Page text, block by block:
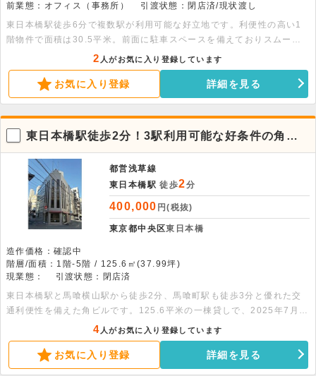
前業態：オフィス（事務所）
引渡状態：閉店済/現状渡し
東日本橋駅徒歩6分で複数駅が利用可能な好立地です。利便性の高い1
階物件で面積は30.5平米。前面に駐車スペースを備えておりスムーズ
な業務をサポートします。お気軽にご相談ください。
2 人がお気に入り登録しています
お気に入り登録 詳細を見る
東日本橋駅徒歩2分！3駅利用可能な好条件の角ビ
ル一棟貸店舗
都営浅草線
東日本橋駅 徒歩2分
400,000 円(税抜)
東京都中央区東日本橋
造作価格：確認中
階層/面積：1階-5階 / 125.6㎡(37.99坪)
現業態：
引渡状態：閉店済
東日本橋駅と馬喰横山駅から徒歩2分、馬喰町駅も徒歩3分と優れた交
通利便性を備えた角ビルです。125.6平米の一棟貸しで、2025年7月に
エアコンを新設。落ち着いた環境で、飲食不可の限定条件を活かした物
販やサービス業に最適です。お問い合わせをお待ちしております。※面
積：1階30.31平米、2階20.28平米、3階30.31平米、4階30.31平米、
5階14.39平米
4 人がお気に入り登録しています
お気に入り登録 詳細を見る